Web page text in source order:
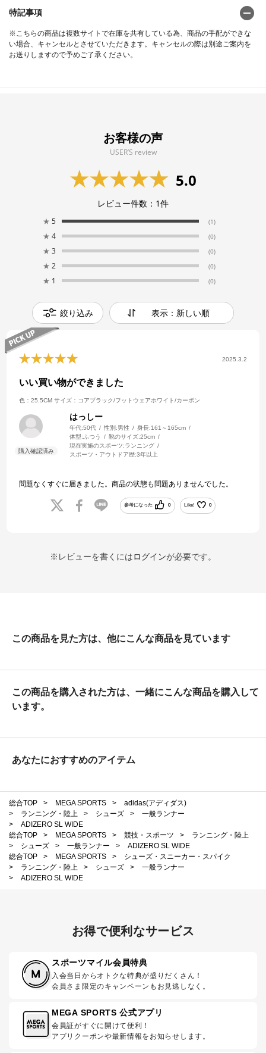
特記事項
※こちらの商品は複数サイトで在庫を共有している為、商品の手配ができな
い場合、キャンセルとさせていただきます。キャンセルの際は別途ご案内を
お送りしますので予めご了承ください。
お客様の声
USER’S review
5.0
レビュー件数： 1件
★ 5 (1)
★ 4 (0)
★ 3 (0)
★ 2 (0)
★ 1 (0)
絞り込み 表示：新しい順
2025.3.2
いい買い物ができました
色：25.5CM サイズ：コアブラック/フットウェアホワイト/カーボン
はっしー
年代:50代 性別:男性 身長:161～165cm
体型: ふつう 靴のサイズ:25cm
現在実施のスポーツ:ランニング
スポーツ・アウトドア歴:3年以上
問題なくすぐに届きました。商品の状態も問題ありませんでした。
参考になった 0 Like! 0
※レビューを書くにはログインが必要です。
この商品を見た方は、他にこんな商品を見ています
この商品を購入された方は、一緒にこんな商品を購入して
います。
あなたにおすすめのアイテム
総合TOP > MEGA SPORTS >
adidas(アディダス)
>
ランニング・陸上 > シューズ >
一般ランナー
>
ADIZERO SL WIDE
総合TOP
> MEGA SPORTS > 競技・スポーツ >
ランニング・陸上
>
シューズ > 一般ランナー >
ADIZERO SL WIDE
総合TOP
> MEGA SPORTS >
シューズ・スニーカー・スパイク
>
ランニング・陸上 > シューズ >
一般ランナー
>
ADIZERO SL WIDE
お得で便利なサービス
スポーツマイル会員特典
入会当日からオトクな特典が盛りだくさん！
会員さま限定のキャンペーンもお見逃しなく。
MEGA SPORTS 公式アプリ
会員証がすぐに開けて便利！
アプリクーポンや最新情報をお知らせします。